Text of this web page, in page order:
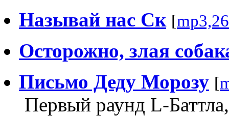
Называй нас Ск [
Осторожно, злая
Письмо Деду Морозу [
Первый раунд L-